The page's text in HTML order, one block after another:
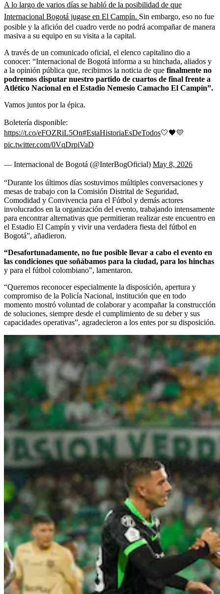
A lo largo de varios días se habló de la posibilidad de que
Internacional Bogotá jugase en El Campín. Sin embargo, eso no fue
posible y la afición del cuadro verde no podrá acompañar de manera
masiva a su equipo en su visita a la capital.
A través de un comunicado oficial, el elenco capitalino dio a
conocer: “Internacional de Bogotá informa a su hinchada, aliados y
a la opinión pública que, recibimos la noticia de que finalmente no
podremos disputar nuestro partido de cuartos de final frente a
Atlético Nacional en el Estadio Nemesio Camacho El Campín”.
Vamos juntos por la épica.
Boletería disponible:
https://t.co/eFOZRiL5On#EstaHistoriaEsDeTodos🤍🖤💛
pic.twitter.com/0VqDrpiVaD
— Internacional de Bogotá (@InterBogOficial) May 8, 2026
“Durante los últimos días sostuvimos múltiples conversaciones y
mesas de trabajo con la Comisión Distrital de Seguridad,
Comodidad y Convivencia para el Fútbol y demás actores
involucrados en la organización del evento, trabajando intensamente
para encontrar alternativas que permitieran realizar este encuentro en
el Estadio El Campín y vivir una verdadera fiesta del fútbol en
Bogotá”, añadieron.
“Desafortunadamente, no fue posible llevar a cabo el evento en
las condiciones que soñábamos para la ciudad, para los hinchas
y para el fútbol colombiano”, lamentaron.
“Queremos reconocer especialmente la disposición, apertura y
compromiso de la Policía Nacional, institución que en todo
momento mostró voluntad de colaborar y acompañar la construcción
de soluciones, siempre desde el cumplimiento de su deber y sus
capacidades operativas”, agradecieron a los entes por su disposición.